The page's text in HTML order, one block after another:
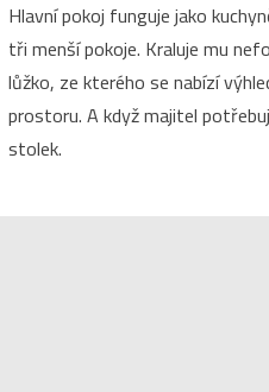
Hlavní pokoj funguje jako
tři menší pokoje. Kraluje mu
lůžko, ze kterého se nabízí
prostoru. A když majitel
stolek.